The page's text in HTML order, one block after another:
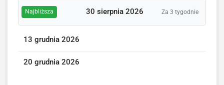
Najbliższa 30 sierpnia 2026 Za 3 tygodnie
13 grudnia 2026
20 grudnia 2026